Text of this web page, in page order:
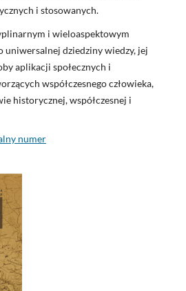
i stosowanych.
i wieloaspektowym
dziedziny wiedzy, jej
aplikacji społecznych i
współczesnego człowieka,
historycznej, współczesnej i
numer